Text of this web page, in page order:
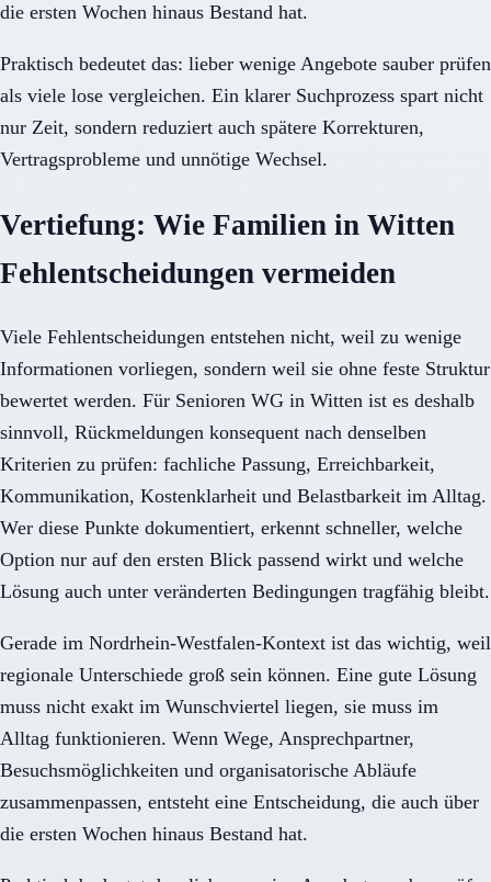
die ersten Wochen hinaus Bestand hat.
Praktisch bedeutet das: lieber wenige Angebote sauber prüfen
als viele lose vergleichen. Ein klarer Suchprozess spart nicht
nur Zeit, sondern reduziert auch spätere Korrekturen,
Vertragsprobleme und unnötige Wechsel.
Vertiefung: Wie Familien in Witten
Fehlentscheidungen vermeiden
Viele Fehlentscheidungen entstehen nicht, weil zu wenige
Informationen vorliegen, sondern weil sie ohne feste Struktur
bewertet werden. Für Senioren WG in Witten ist es deshalb
sinnvoll, Rückmeldungen konsequent nach denselben
Kriterien zu prüfen: fachliche Passung, Erreichbarkeit,
Kommunikation, Kostenklarheit und Belastbarkeit im Alltag.
Wer diese Punkte dokumentiert, erkennt schneller, welche
Option nur auf den ersten Blick passend wirkt und welche
Lösung auch unter veränderten Bedingungen tragfähig bleibt.
Gerade im Nordrhein-Westfalen-Kontext ist das wichtig, weil
regionale Unterschiede groß sein können. Eine gute Lösung
muss nicht exakt im Wunschviertel liegen, sie muss im
Alltag funktionieren. Wenn Wege, Ansprechpartner,
Besuchsmöglichkeiten und organisatorische Abläufe
zusammenpassen, entsteht eine Entscheidung, die auch über
die ersten Wochen hinaus Bestand hat.